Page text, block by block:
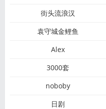
街头流浪汉
袁守城金鲤鱼
Alex
3000套
noboby
日剧